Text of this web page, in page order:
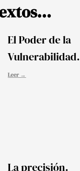
El Poder de la
Vulnerabilidad.
Leer →
La precisión.